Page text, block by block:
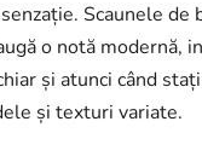
Scaunele de
o notă modernă,
și atunci când
și texturi variate.